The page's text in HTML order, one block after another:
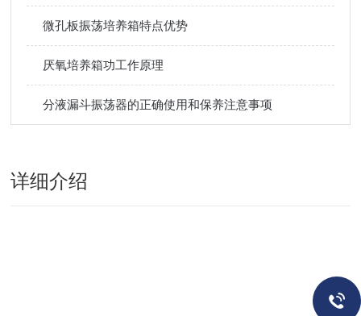
微孔板振荡培养箱特点优势
厌氧培养箱功工作原理
分液漏斗振荡器的正确使用和保养注意事项
详细介绍